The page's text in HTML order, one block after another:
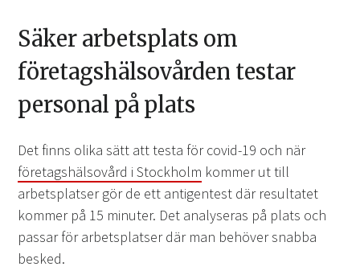
Säker arbetsplats om
företagshälsovården testar
personal på plats
Det finns olika sätt att testa för covid-19 och när
företagshälsovård i Stockholm kommer ut till
arbetsplatser gör de ett antigentest där resultatet
kommer på 15 minuter. Det analyseras på plats och
passar för arbetsplatser där man behöver snabba
besked.